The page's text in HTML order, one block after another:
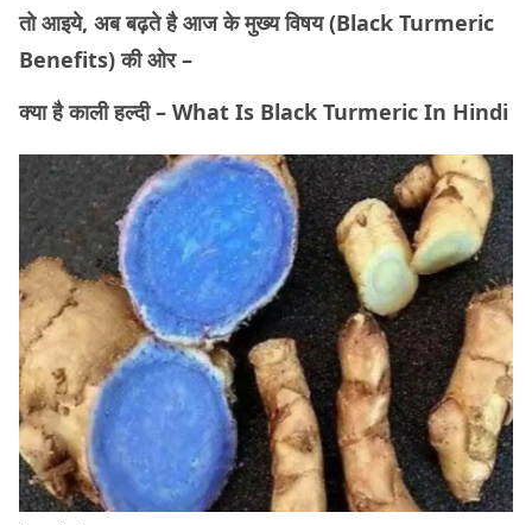
तो आइये, अब बढ़ते है आज के मुख्य विषय (Black Turmeric
Benefits) की ओर –
क्या है काली हल्दी – What Is Black Turmeric In Hindi